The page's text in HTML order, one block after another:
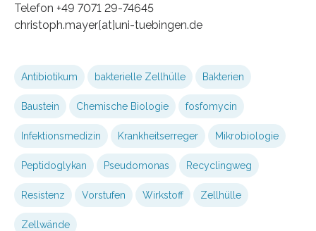
Telefon +49 7071 29-74645
christoph.mayer[at]uni-tuebingen.de
Antibiotikum bakterielle Zellhülle Bakterien
Baustein Chemische Biologie fosfomycin
Infektionsmedizin Krankheitserreger Mikrobiologie
Peptidoglykan Pseudomonas Recyclingweg
Resistenz Vorstufen Wirkstoff Zellhülle
Zellwände